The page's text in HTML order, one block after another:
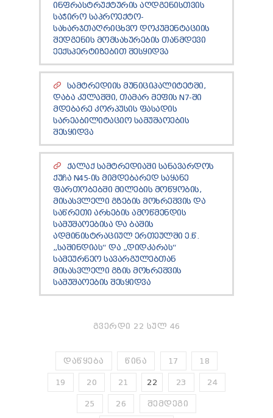
ᲘᲜᲤᲠᲐᲡᲢᲠᲣᲥᲢᲣᲠᲘᲡ ᲐᲦᲓᲒᲔᲜᲘᲡᲗᲕᲘᲡ
ᲡᲐᲭᲘᲠᲝ ᲡᲐᲞᲠᲝᲔᲥᲢᲝ-
ᲡᲐᲮᲐᲠᲯᲗᲐᲦᲠᲘᲪᲮᲕᲝ ᲓᲝᲙᲣᲛᲔᲜᲢᲐᲪᲘᲘᲡ
ᲨᲔᲓᲒᲔᲜᲘᲡ ᲛᲝᲛᲡᲐᲮᲣᲠᲔᲑᲘᲡ ᲗᲐᲜᲛᲓᲔᲕᲘ
ᲔᲔᲥᲡᲞᲔᲠᲢᲘᲖᲔᲑᲘᲗ ᲨᲔᲡᲧᲘᲓᲕᲐ
ᲡᲐᲛᲢᲠᲔᲓᲘᲘᲡ ᲛᲣᲜᲘᲪᲘᲞᲐᲚᲘᲢᲔᲢᲨᲘ,
ᲓᲐᲑᲐ ᲙᲣᲚᲐᲨᲨᲘ, ᲗᲐᲛᲐᲠ ᲛᲔᲤᲘᲡ N7-ᲨᲘ
ᲛᲓᲔᲑᲐᲠᲔ ᲙᲝᲠᲞᲣᲡᲘᲡ ᲤᲐᲡᲐᲓᲘᲡ
ᲡᲐᲠᲔᲐᲑᲘᲚᲘᲢᲐᲪᲘᲝ ᲡᲐᲛᲣᲨᲐᲝᲔᲑᲘᲡ
ᲨᲔᲡᲧᲘᲓᲕᲐ
ᲥᲐᲚᲐᲥ ᲡᲐᲛᲢᲠᲔᲓᲘᲐᲨᲘ ᲡᲐᲜᲐᲕᲐᲠᲓᲝᲡ
ᲥᲣᲩᲐ N45-ᲘᲡ ᲛᲘᲛᲓᲔᲑᲐᲠᲔᲓ ᲡᲐᲧᲐᲜᲔ
ᲤᲐᲠᲗᲝᲑᲔᲑᲨᲘ ᲛᲘᲚᲔᲑᲘᲡ ᲛᲝᲬᲧᲝᲑᲘᲡ,
ᲛᲘᲡᲐᲡᲕᲚᲔᲚᲘ ᲒᲖᲔᲑᲘᲡ ᲛᲝᲮᲠᲔᲨᲕᲘᲡ ᲓᲐ
ᲡᲐᲬᲠᲔᲗᲘ ᲐᲠᲮᲔᲑᲘᲡ ᲐᲛᲝᲬᲛᲔᲜᲓᲘᲡ
ᲡᲐᲛᲣᲨᲐᲝᲔᲑᲘᲡᲐ ᲓᲐ ᲑᲐᲨᲘᲡ
ᲐᲓᲛᲘᲜᲘᲡᲢᲠᲐᲪᲘᲣᲚ ᲔᲠᲗᲔᲣᲚᲨᲘ Ე.Წ.
„ᲡᲐᲨᲘᲜᲓᲘᲐᲡ“ ᲓᲐ „ᲓᲘᲓᲙᲐᲠᲐᲡ“
ᲡᲐᲛᲔᲣᲠᲜᲔᲝ ᲡᲐᲕᲐᲠᲒᲣᲚᲔᲑᲗᲐᲜ
ᲛᲘᲡᲐᲡᲕᲚᲔᲚᲘ ᲒᲖᲘᲡ ᲛᲝᲮᲠᲔᲨᲕᲘᲡ
ᲡᲐᲛᲣᲨᲐᲝᲔᲑᲘᲡ ᲨᲔᲡᲧᲘᲓᲕᲐ
ᲒᲕᲔᲠᲓᲘ 22 ᲡᲣᲚ 46
ᲓᲐᲬᲧᲔᲑᲐ ᲬᲘᲜᲐ 17 18
19 20 21 22 23 24
25 26 ᲨᲔᲛᲓᲔᲒᲘ